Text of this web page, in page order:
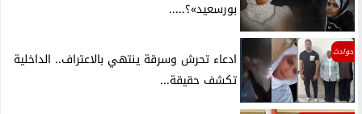
بورسعيد»؟.....
حوادث
ادعاء تحرش وسرقة ينتهي بالاعتراف.. الداخلية
تكشف حقيقة...